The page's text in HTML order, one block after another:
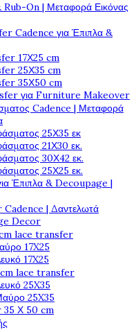
On | Μεταφορά Εικόνας
Cadence για Έπιπλα &
17Χ25 cm
25Χ35 cm
35Χ50 cm
για Furniture Makeover
Cadence | Μεταφορά
25Χ35 εκ
21Χ30 εκ.
30Χ42 εκ.
25Χ25 εκ.
Έπιπλα & Decoupage |
| Δαντελωτά
Decor
lace transfer
17X25
17X25
lace transfer
25X35
25X35
Χ 50 cm